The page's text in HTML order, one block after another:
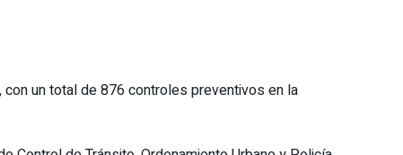
un total de 876 controles preventivos en la